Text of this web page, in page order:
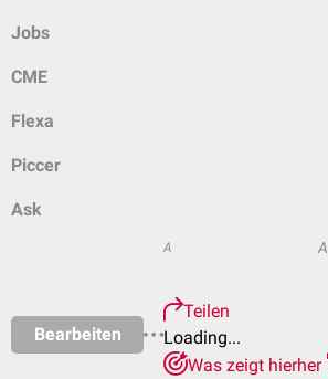
Jobs
CME
Flexa
Piccer
Ask
Bearbeiten
A A
Teilen
Loading...
Was zeigt hierher